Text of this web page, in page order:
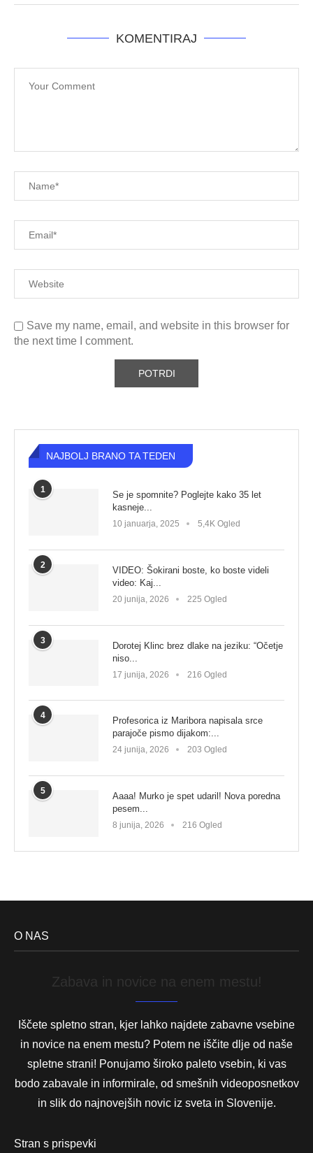
KOMENTIRAJ
Save my name, email, and website in this browser for
the next time I comment.
NAJBOLJ BRANO TA TEDEN
1
Se je spomnite? Poglejte kako 35 let
kasneje...
10 januarja, 2025 5,4K Ogled
2
VIDEO: Šokirani boste, ko boste videli
video: Kaj...
20 junija, 2026 225 Ogled
3
Dorotej Klinc brez dlake na jeziku: “Očetje
niso...
17 junija, 2026 216 Ogled
4
Profesorica iz Maribora napisala srce
parajoče pismo dijakom:...
24 junija, 2026 203 Ogled
5
Aaaa! Murko je spet udaril! Nova poredna
pesem...
8 junija, 2026 216 Ogled
O NAS
Zabava in novice na enem mestu!
Iščete spletno stran, kjer lahko najdete zabavne vsebine
in novice na enem mestu? Potem ne iščite dlje od naše
spletne strani! Ponujamo široko paleto vsebin, ki vas
bodo zabavale in informirale, od smešnih videoposnetkov
in slik do najnovejših novic iz sveta in Slovenije.
Stran s prispevki